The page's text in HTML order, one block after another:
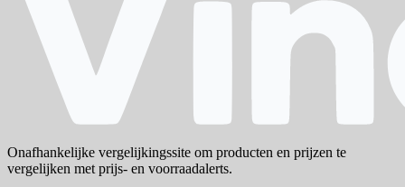
Onafhankelijke vergelijkingssite om producten en prijzen te
vergelijken met prijs- en voorraadalerts.